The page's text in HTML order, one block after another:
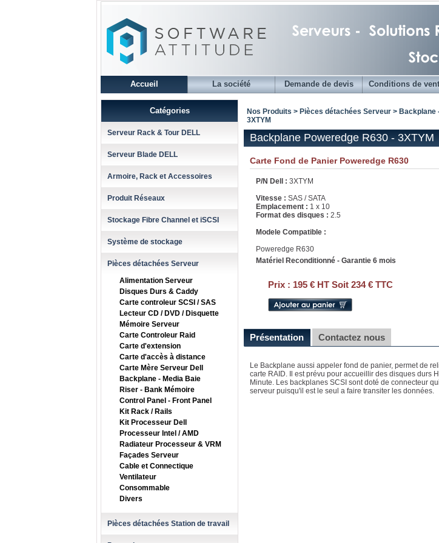
Accueil La société Demande de devis Conditions de
Catégories
Serveur Rack & Tour DELL
Serveur Blade DELL
Armoire, Rack et Accessoires
Produit Réseaux
Stockage Fibre Channel et iSCSI
Système de stockage
Pièces détachées Serveur
Alimentation Serveur
Disques Durs & Caddy
Carte controleur SCSI / SAS
Lecteur CD / DVD / Disquette
Mémoire Serveur
Carte Controleur Raid
Carte d'extension
Carte d'accès à distance
Carte Mère Serveur Dell
Backplane - Media Baie
Riser - Bank Mémoire
Control Panel - Front Panel
Kit Rack / Rails
Kit Processeur Dell
Processeur Intel / AMD
Radiateur Processeur & VRM
Façades Serveur
Cable et Connectique
Ventilateur
Consommable
Divers
Pièces détachées Station de travail
Nos Produits > Pièces détachées Serveur > Backplane
3XTYM
Backplane Poweredge R630 - 3XTYM
Carte Fond de Panier Poweredge R630
P/N Dell : 3XTYM
Vitesse : SAS / SATA
Emplacement : 1 x 10
Format des disques : 2.5
Modele Compatible :
Poweredge R630
Matériel Reconditionné - Garantie 6 mois
Prix : 195 € HT Soit 234 € TTC
Présentation Contactez nous
Le Backplane aussi appeler fond de panier, permet de
carte RAID. Il est prévu pour accueillir des disques durs
Minute. Les backplanes SCSI sont doté de connecteur
serveur puisqu'il est le seul a faire transiter les données.